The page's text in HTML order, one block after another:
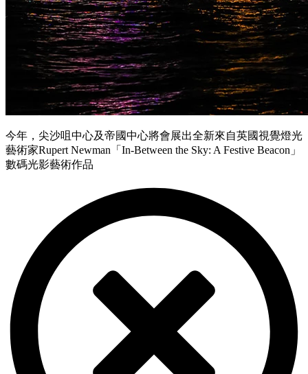
今年，尖沙咀中心及帝國中心將會展出全新來自英國視覺燈光
藝術家Rupert Newman「In-Between the Sky: A Festive Beacon」
數碼光影藝術作品